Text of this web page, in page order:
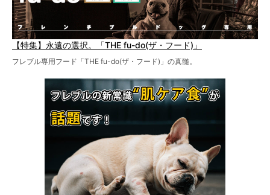
【特集】永遠の選択。「THE fu-do(ザ・フード)」
フレブル専用フード「THE fu-do(ザ・フード)」の真髄。